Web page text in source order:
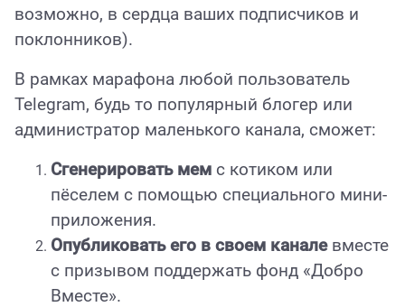
возможно, в сердца ваших подписчиков и
поклонников).
В рамках марафона любой пользователь
Telegram, будь то популярный блогер или
администратор маленького канала, сможет:
Сгенерировать мем с котиком или
пёселем с помощью специального мини-
приложения.
Опубликовать его в своем каналевместе
с призывом поддержать фонд «Добро
Вместе».